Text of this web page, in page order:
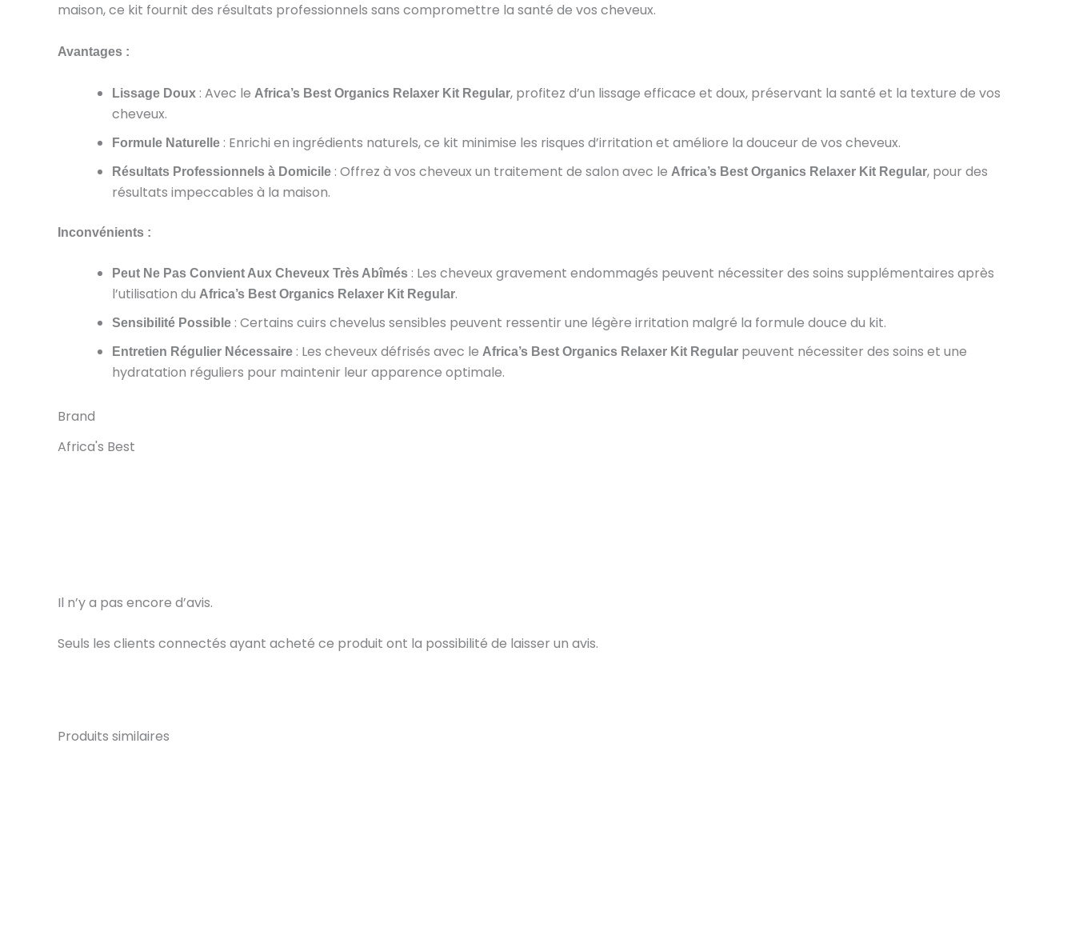
maison, ce kit fournit des résultats professionnels sans compromettre la santé de vos cheveux.
Avantages :
Lissage Doux : Avec le Africa’s Best Organics Relaxer Kit Regular, profitez d’un lissage efficace et doux, préservant la santé et la texture de vos
cheveux.
Formule Naturelle : Enrichi en ingrédients naturels, ce kit minimise les risques d’irritation et améliore la douceur de vos cheveux.
Résultats Professionnels à Domicile : Offrez à vos cheveux un traitement de salon avec le Africa’s Best Organics Relaxer Kit Regular, pour des
résultats impeccables à la maison.
Inconvénients :
Peut Ne Pas Convient Aux Cheveux Très Abîmés : Les cheveux gravement endommagés peuvent nécessiter des soins supplémentaires après
l’utilisation du Africa’s Best Organics Relaxer Kit Regular.
Sensibilité Possible : Certains cuirs chevelus sensibles peuvent ressentir une légère irritation malgré la formule douce du kit.
Entretien Régulier Nécessaire : Les cheveux défrisés avec le Africa’s Best Organics Relaxer Kit Regular peuvent nécessiter des soins et une
hydratation réguliers pour maintenir leur apparence optimale.
Brand
Africa's Best
Il n’y a pas encore d’avis.
Seuls les clients connectés ayant acheté ce produit ont la possibilité de laisser un avis.
Produits similaires